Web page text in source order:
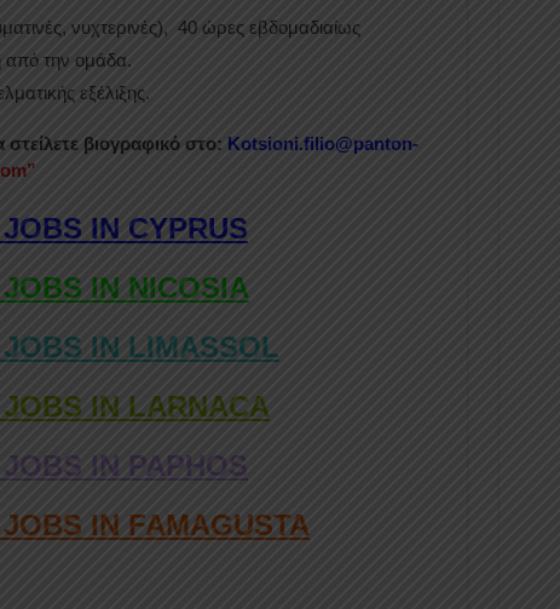
νυχτερινές), 40 ώρες εβδομαδιαίως
από την ομάδα.
εξέλιξης.
βιογραφικό στο: Kotsioni.filio@panton-
IN CYPRUS
IN NICOSIA
IN LIMASSOL
IN LARNACA
IN PAPHOS
IN FAMAGUSTA